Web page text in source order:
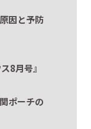
因と予防
8月号』
ポーチの